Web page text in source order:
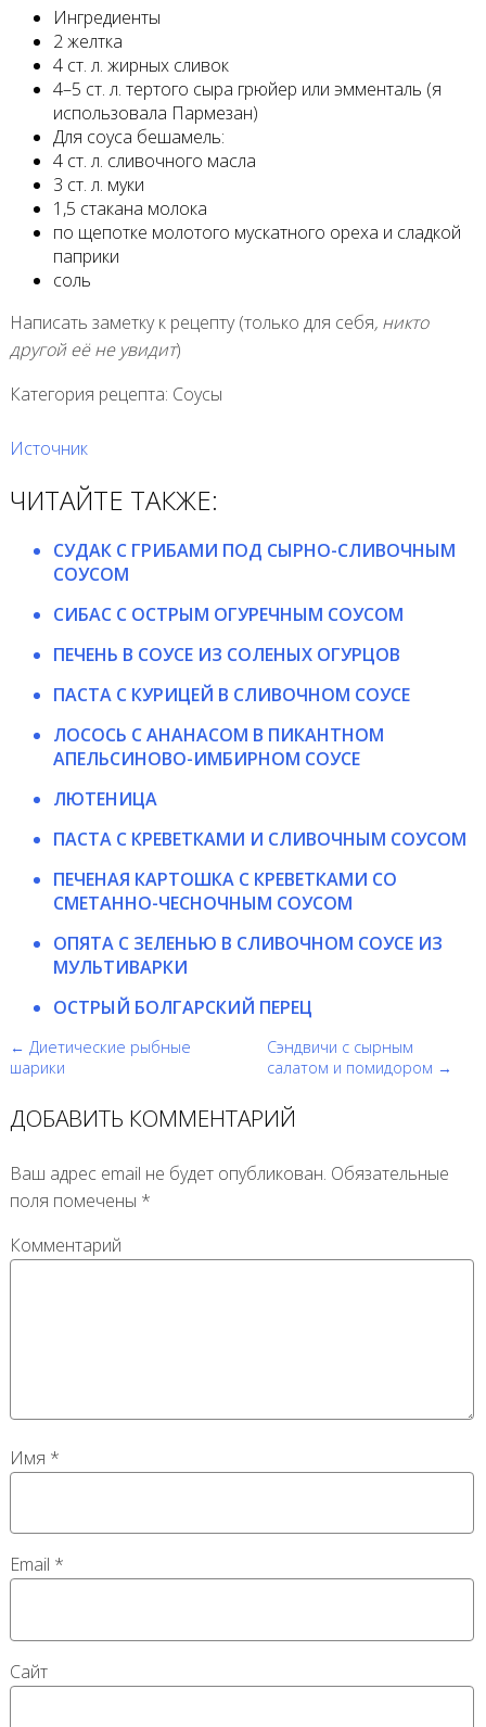
Ингредиенты
2 желтка
4 ст. л. жирных сливок
4–5 ст. л. тертого сыра грюйер или эмменталь (я
использовала Пармезан)
Для соуса бешамель:
4 ст. л. сливочного масла
3 ст. л. муки
1,5 стакана молока
по щепотке молотого мускатного ореха и сладкой
паприки
соль
Написать заметку к рецепту (только для себя, никто
другой её не увидит)
Категория рецепта: Соусы
Источник
ЧИТАЙТЕ ТАКЖЕ:
СУДАК С ГРИБАМИ ПОД СЫРНО-СЛИВОЧНЫМ
СОУСОМ
СИБАС С ОСТРЫМ ОГУРЕЧНЫМ СОУСОМ
ПЕЧЕНЬ В СОУСЕ ИЗ СОЛЕНЫХ ОГУРЦОВ
ПАСТА С КУРИЦЕЙ В СЛИВОЧНОМ СОУСЕ
ЛОСОСЬ С АНАНАСОМ В ПИКАНТНОМ
АПЕЛЬСИНОВО-ИМБИРНОМ СОУСЕ
ЛЮТЕНИЦА
ПАСТА С КРЕВЕТКАМИ И СЛИВОЧНЫМ СОУСОМ
ПЕЧЕНАЯ КАРТОШКА С КРЕВЕТКАМИ СО
СМЕТАННО-ЧЕСНОЧНЫМ СОУСОМ
ОПЯТА С ЗЕЛЕНЬЮ В СЛИВОЧНОМ СОУСЕ ИЗ
МУЛЬТИВАРКИ
ОСТРЫЙ БОЛГАРСКИЙ ПЕРЕЦ
← Диетические рыбные
шарики
Сэндвичи с сырным
салатом и помидором →
ДОБАВИТЬ КОММЕНТАРИЙ
Ваш адрес email не будет опубликован. Обязательные
поля помечены *
Комментарий
Имя *
Email *
Сайт